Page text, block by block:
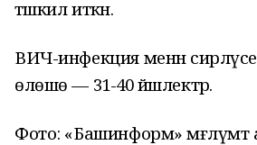
тәшкил иткән.
ВИЧ-инфекция менән
өлөшө — 31-40 йәшлектәр.
Фото: «Башинформ»